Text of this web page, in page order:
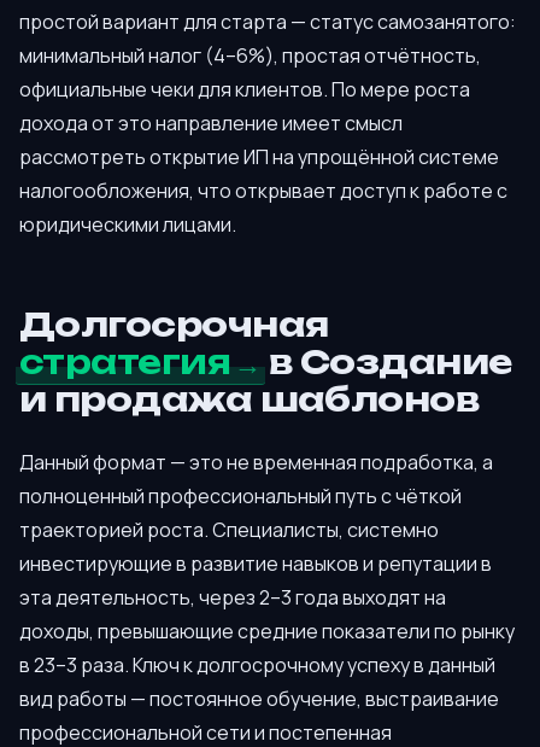
простой вариант для старта — статус самозанятого:
минимальный налог (4–6%), простая отчётность,
официальные чеки для клиентов. По мере роста
дохода от это направление имеет смысл
рассмотреть открытие ИП на упрощённой системе
налогообложения, что открывает доступ к работе с
юридическими лицами.
Долгосрочная
стратегия
в Создание
и продажа шаблонов
Данный формат — это не временная подработка, а
полноценный профессиональный путь с чёткой
траекторией роста. Специалисты, системно
инвестирующие в развитие навыков и репутации в
эта деятельность, через 2–3 года выходят на
доходы, превышающие средние показатели по рынку
в 23–3 раза. Ключ к долгосрочному успеху в данный
вид работы — постоянное обучение, выстраивание
профессиональной сети и постепенная